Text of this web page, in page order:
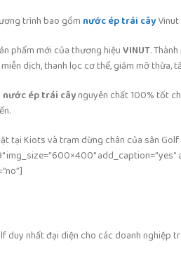
trình bao gồm nước ép trái cây
phẩm mới của thương hiệuVINUT.
dịch, thanh lọc cơ thể, giảm mỡ thừa,
nước ép trái câynguyên chất 100% tốt
tại Kiots và trạm dừng chân của sân Golf
duy nhất đại diện cho các doanh nghiệp